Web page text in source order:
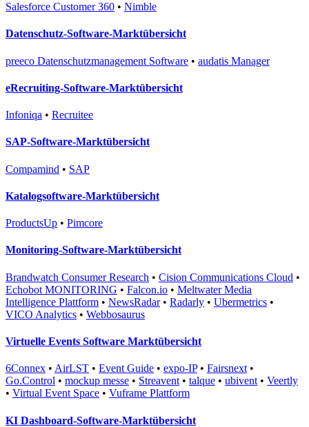
Salesforce Customer 360 • Nimble
Datenschutz-Software-Marktübersicht
preeco Datenschutzmanagement Software • audatis Manager
eRecruiting-Software-Marktübersicht
Infoniqa • Recruitee
SAP-Software-Marktübersicht
Compamind • SAP
Katalogsoftware-Marktübersicht
ProductsUp • Pimcore
Monitoring-Software-Marktübersicht
Brandwatch Consumer Research • Cision Communications Cloud •
Echobot MONITORING • Falcon.io • Meltwater Media
Intelligence Plattform • NewsRadar• Radarly • Ubermetrics •
VICO Analytics • Webbosaurus
Virtuelle Events Software Marktübersicht
6Connex • AirLST • Event Guide • expo-IP• Fairsnext •
Go.Control • mockup messe • Streavent • talque • ubivent • Veertly
• Virtual Event Space • Vuframe Plattform
KI Dashboard-Software-Marktübersicht